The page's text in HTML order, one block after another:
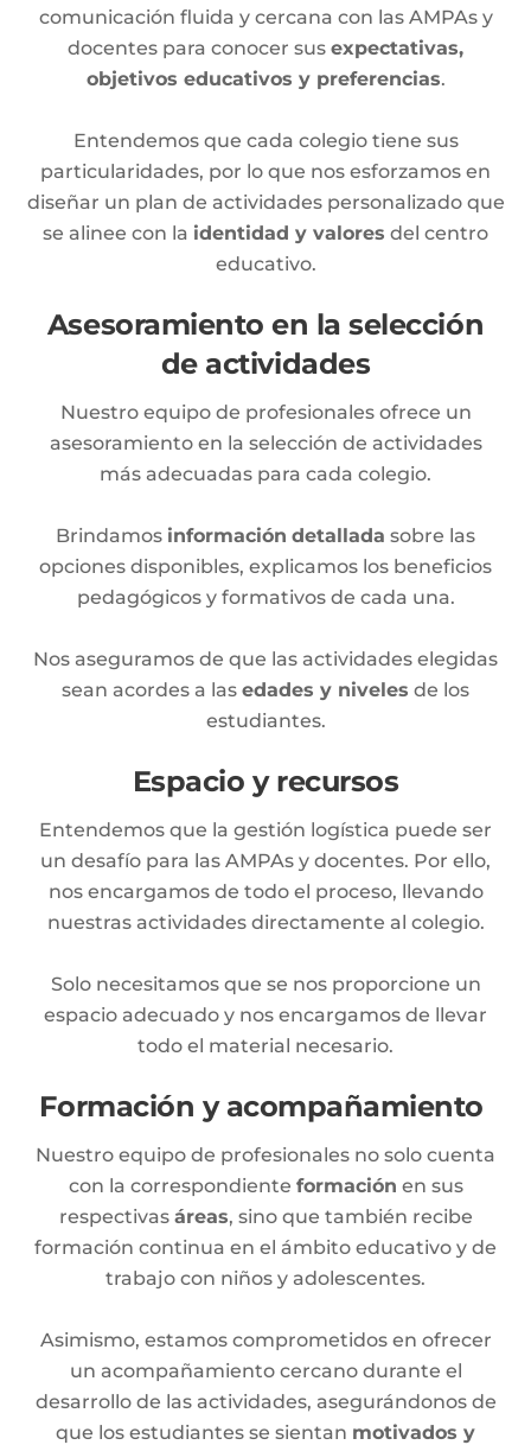
comunicación fluida y cercana con las AMPAs y
docentes para conocer sus expectativas,
objetivos educativos y preferencias.
Entendemos que cada colegio tiene sus
particularidades, por lo que nos esforzamos en
diseñar un plan de actividades personalizado que
se alinee con la identidad y valores del centro
educativo.
Asesoramiento en la selección
de actividades
Nuestro equipo de profesionales ofrece un
asesoramiento en la selección de actividades
más adecuadas para cada colegio.
Brindamos información detallada sobre las
opciones disponibles, explicamos los beneficios
pedagógicos y formativos de cada una.
Nos aseguramos de que las actividades elegidas
sean acordes a las edades y niveles de los
estudiantes.
Espacio y recursos
Entendemos que la gestión logística puede ser
un desafío para las AMPAs y docentes. Por ello,
nos encargamos de todo el proceso, llevando
nuestras actividades directamente al colegio.
Solo necesitamos que se nos proporcione un
espacio adecuado y nos encargamos de llevar
todo el material necesario.
Formación y acompañamiento
Nuestro equipo de profesionales no solo cuenta
con la correspondiente formación en sus
respectivas áreas, sino que también recibe
formación continua en el ámbito educativo y de
trabajo con niños y adolescentes.
Asimismo, estamos comprometidos en ofrecer
un acompañamiento cercano durante el
desarrollo de las actividades, asegurándonos de
que los estudiantes se sientan motivados y